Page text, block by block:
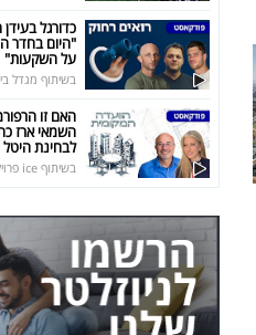
כדורגל
"היום בחדר
על השקעות"
בשיתוף מגדל
האם זו
השמאי ארז
לבחינת
בשיתוף ice פרויקטים